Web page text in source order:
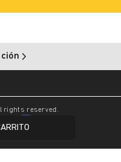
rights reserved.